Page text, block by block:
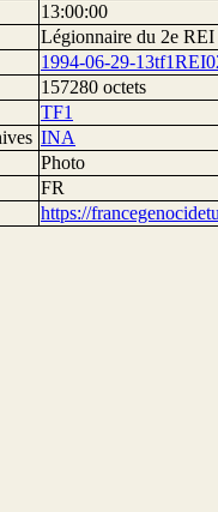
13:00:00
Légionnaire du 2e REI
1994-06-29-
157280 octets
TF1
INA
Photo
FR
https://